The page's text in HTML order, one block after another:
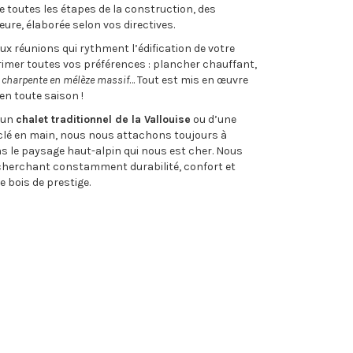
toutes les étapes de la construction, des
élaborée selon vos directives.
réunions qui rythment l’édification de votre
toutes vos préférences : plancher chauffant,
charpente en mélèze massif… Tout est mis en œuvre
toute saison !
chalet traditionnel de la Vallouise ou d’une
en main, nous nous attachons toujours à
le paysage haut-alpin qui nous est cher. Nous
constamment durabilité, confort et
bois de prestige.